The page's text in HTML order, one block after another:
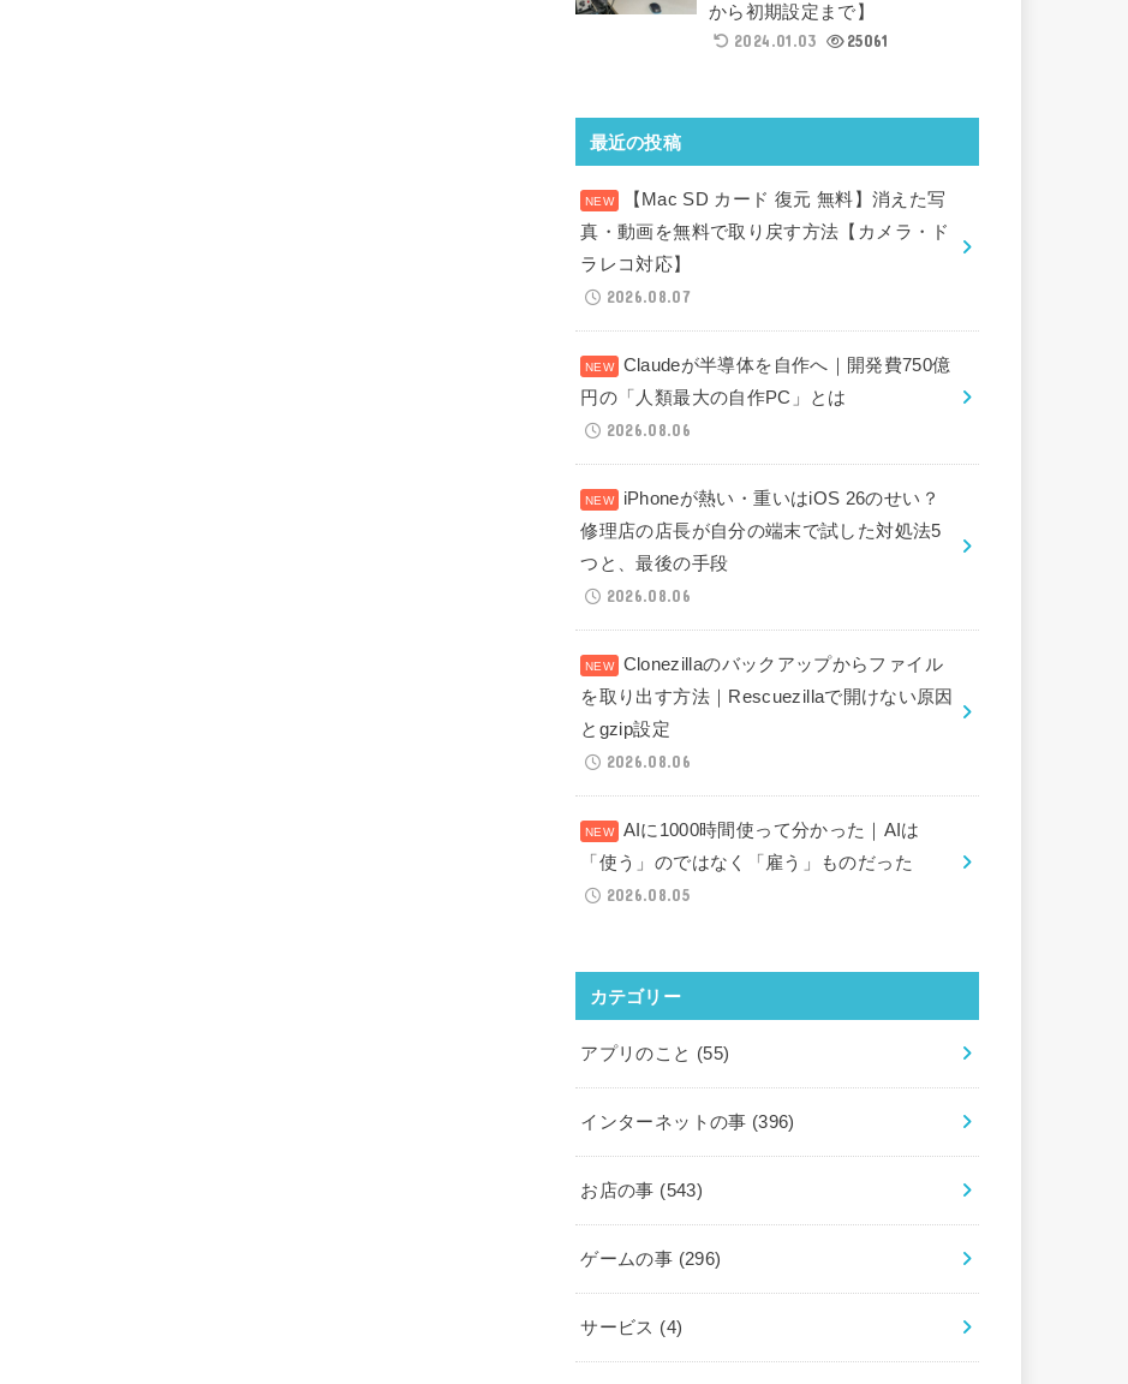
から初期設定まで】
2024.01.03
25061
最近の投稿
【Mac SD カード 復元 無料】消えた写
真・動画を無料で取り戻す方法【カメラ・ド
ラレコ対応】
2026.08.07
Claudeが半導体を自作へ｜開発費750億
円の「人類最大の自作PC」とは
2026.08.06
iPhoneが熱い・重いはiOS 26のせい？
修理店の店長が自分の端末で試した対処法5
つと、最後の手段
2026.08.06
Clonezillaのバックアップからファイル
を取り出す方法｜Rescuezillaで開けない原因
とgzip設定
2026.08.06
AIに1000時間使って分かった｜AIは
「使う」のではなく「雇う」ものだった
2026.08.05
カテゴリー
アプリのこと (55)
インターネットの事 (396)
お店の事 (543)
ゲームの事 (296)
サービス (4)